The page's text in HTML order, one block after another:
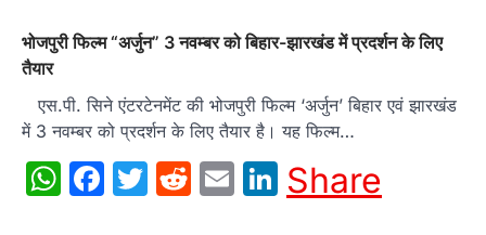
भोजपुरी फिल्‍म “अर्जुन” 3 नवम्‍बर को बिहार-झारखंड में प्रदर्शन के लिए
तैयार
एस.पी. सिने एंटरटेनमेंट की भोजपुरी फिल्‍म ‘अर्जुन’ बिहार एवं झारखंड
में 3 नवम्‍बर को प्रदर्शन के लिए तैयार है। यह फिल्‍म…
WhatsApp
Facebook
Twitter
Reddit
EmailLinkedIn
Share